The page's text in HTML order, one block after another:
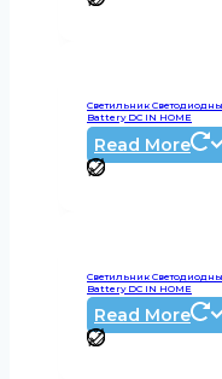
Светильник
Battery DC IN HOME
Read More
Светильник
Battery DC IN HOME
Read More